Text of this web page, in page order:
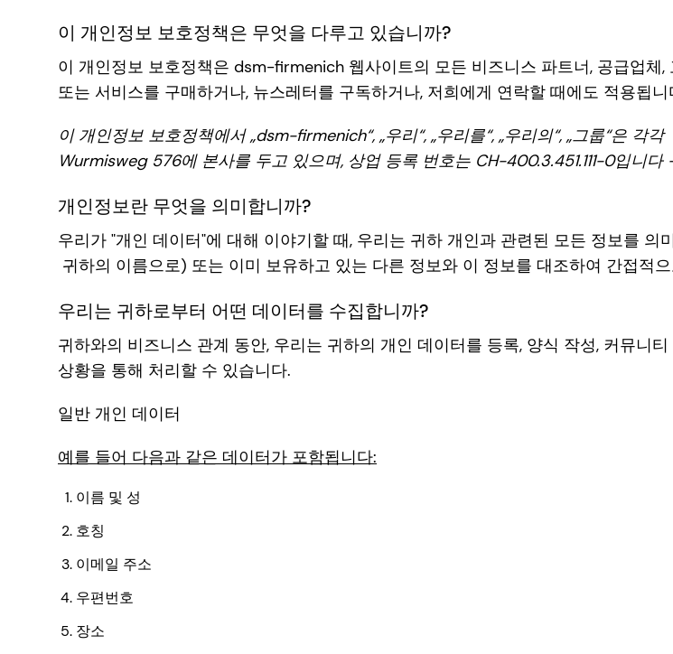
이 개인정보 보호정책은 무엇을 다루고 있습니까?
이 개인정보 보호정책은 dsm-firmenich 웹사이트의 모든 비즈니스 파트너, 공급업체
또는 서비스를 구매하거나, 뉴스레터를 구독하거나, 저희에게 연락할 때에도 적용됩니
이 개인정보 보호정책에서 „dsm-firmenich“, „우리“, „우리를“, „우리의“, „그룹“은
Wurmisweg 576에 본사를 두고 있으며, 상업 등록 번호는 CH-400.3.451.111-0입니
개인정보란 무엇을 의미합니까?
우리가 "개인 데이터"에 대해 이야기할 때, 우리는 귀하 개인과 관련된 모든 정보를
귀하의 이름으로) 또는 이미 보유하고 있는 다른 정보와 이 정보를 대조하여 간접적
우리는 귀하로부터 어떤 데이터를 수집합니까?
귀하와의 비즈니스 관계 동안, 우리는 귀하의 개인 데이터를 등록, 양식 작성, 커뮤니
상황을 통해 처리할 수 있습니다.
일반 개인 데이터
예를 들어 다음과 같은 데이터가 포함됩니다:
이름 및 성
호칭
이메일 주소
우편번호
장소